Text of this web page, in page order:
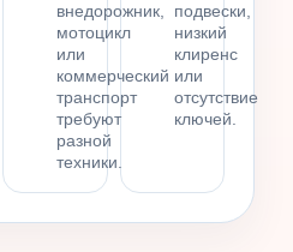
внедорожник,
мотоцикл
или
коммерческий
транспорт
требуют
разной
техники.
подвески,
низкий
клиренс
или
отсутствие
ключей.